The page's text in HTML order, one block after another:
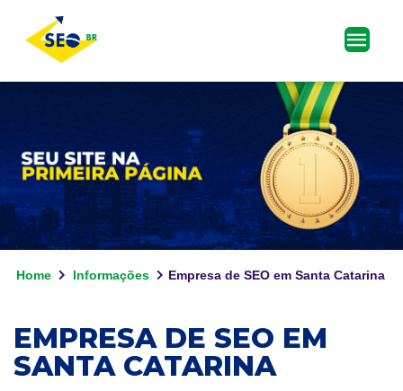
Home Informações Empresa de SEO em Santa Catarina
EMPRESA DE SEO EM
SANTA CATARINA